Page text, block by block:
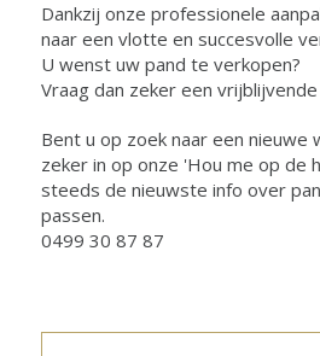
Dankzij onze professionele
naar een vlotte en succesvolle
U wenst uw pand te verkopen?
Vraag dan zeker een
Bent u op zoek naar een nieuwe
zeker in op onze 'Hou me op de
steeds de nieuwste info over
passen.
0499 30 87 87